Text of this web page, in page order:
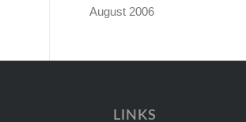
August 2006
LINKS